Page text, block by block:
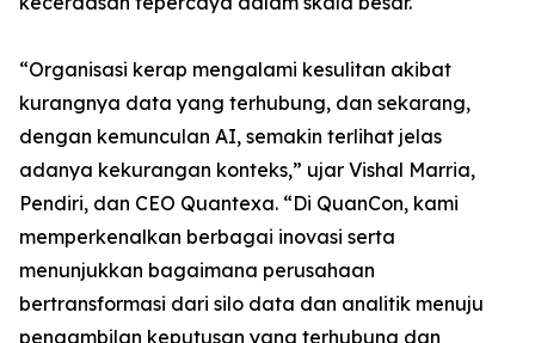
“Organisasi kerap mengalami kesulitan akibat
kurangnya data yang terhubung, dan sekarang,
dengan kemunculan AI, semakin terlihat jelas
adanya kekurangan konteks,” ujar Vishal Marria,
Pendiri, dan CEO Quantexa. “Di QuanCon, kami
memperkenalkan berbagai inovasi serta
menunjukkan bagaimana perusahaan
bertransformasi dari silo data dan analitik menuju
pengambilan keputusan yang terhubung dan